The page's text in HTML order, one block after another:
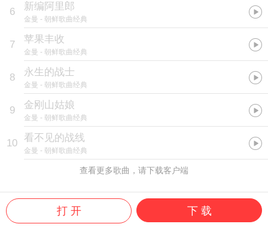
6 新编阿里郎
金曼 - 朝鲜歌曲经典
7 苹果丰收
金曼 - 朝鲜歌曲经典
8 永生的战士
金曼 - 朝鲜歌曲经典
9 金刚山姑娘
金曼 - 朝鲜歌曲经典
10 看不见的战线
金曼 - 朝鲜歌曲经典
查看更多歌曲，请下载客户端
打 开 下 载